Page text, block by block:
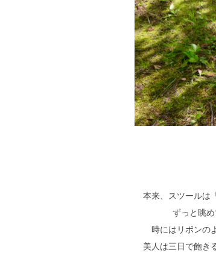
本来、スツールは
ずっと眺
時にはリボンの
美人は三日で飽き